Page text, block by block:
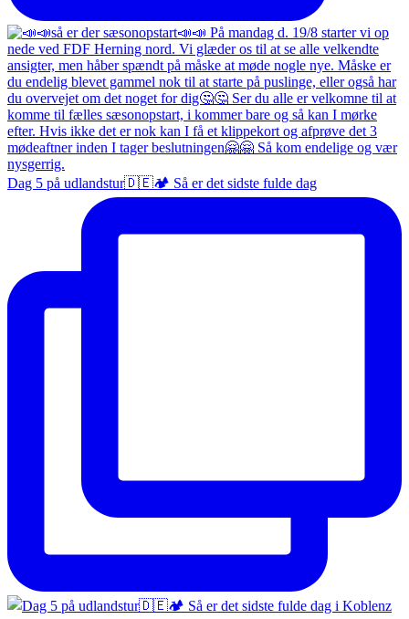
Dag 5 på udlandstur🇩🇪🏕️ Så er det sidste fulde dag